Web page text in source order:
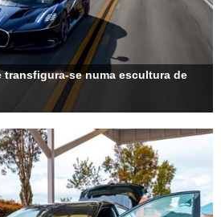
se numa escultura de